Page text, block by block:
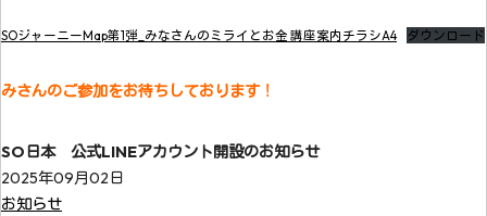
SOジャーニーMap第1弾_みなさんのミライとお金 講座案内チラシA4 ダウンロード
みさんのご参加をお待ちしております！
SO日本 公式LINEアカウント開設のお知らせ
2025年09月02日
お知らせ